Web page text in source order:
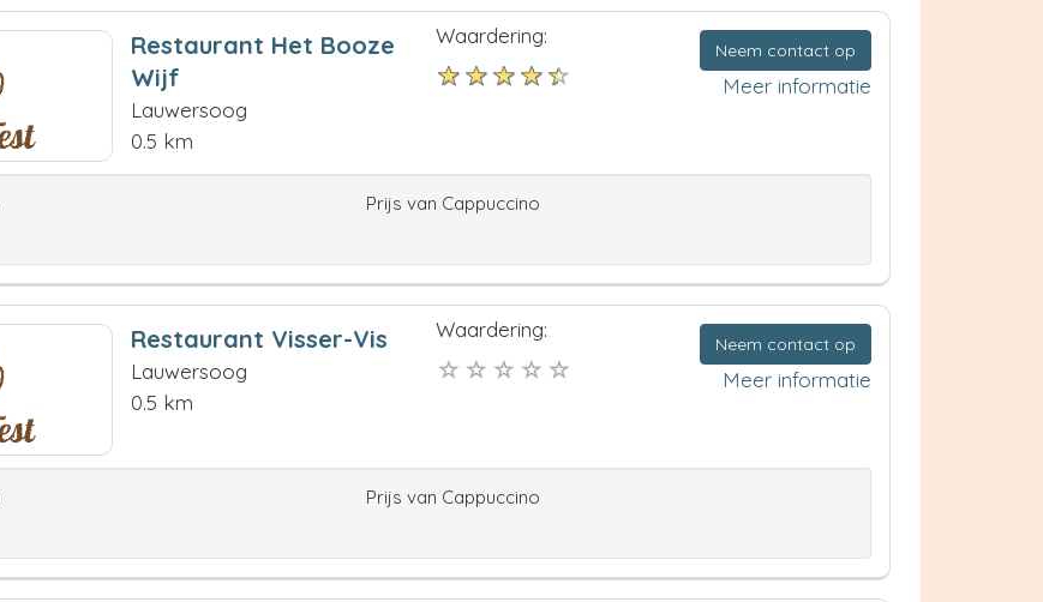
Restaurant Het Booze
Wijf
Lauwersoog
0.5 km
Waardering:
Neem contact op
Meer informatie
Prijs van Cappuccino
Restaurant Visser-Vis
Lauwersoog
0.5 km
Waardering:
Neem contact op
Meer informatie
Prijs van Cappuccino